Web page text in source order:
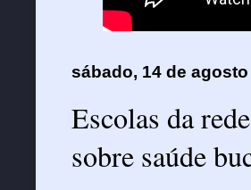
sábado, 14 de agosto
Escolas da
sobre saúde